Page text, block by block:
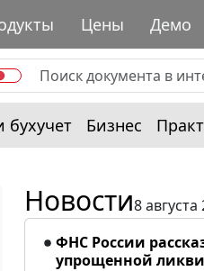
Цены Демо
бухучет Бизнес
Новости8 августа
ФНС России
упрощенной